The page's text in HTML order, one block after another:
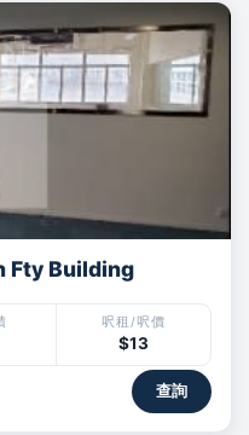
Fty Building
呎租/呎價
$13
查詢